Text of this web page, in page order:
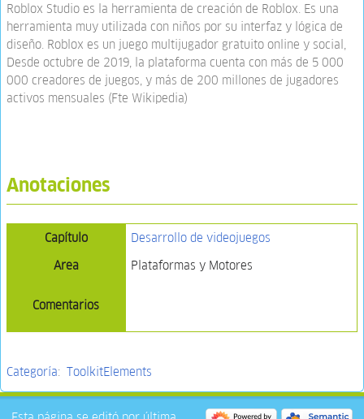
Roblox Studio es la herramienta de creación de Roblox. Es una
herramienta muy utilizada con niños por su interfaz y lógica de
diseño. Roblox es un juego multijugador gratuito online y social,
Desde octubre de 2019, la plataforma cuenta con más de 5 000
000 creadores de juegos, y más de 200 millones de jugadores
activos mensuales (Fte Wikipedia)
Anotaciones
Capítulo
Desarrollo de videojuegos
Area
Plataformas y Motores
Comentarios
Categoría: ToolkitElements